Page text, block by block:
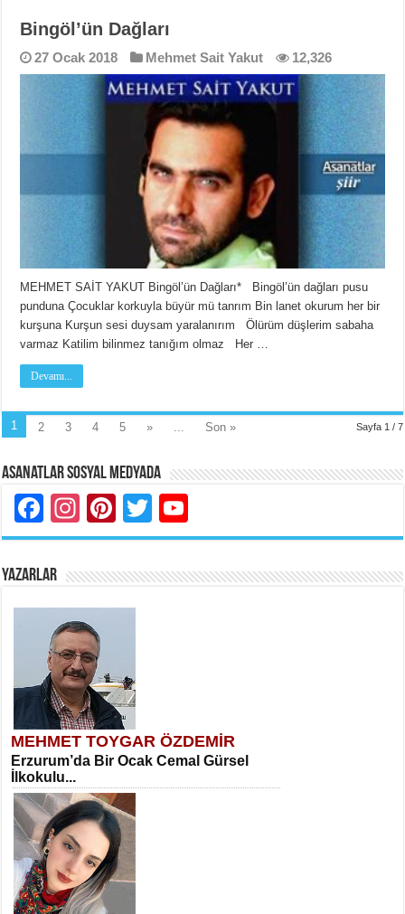
Bingöl’ün Dağları
27 Ocak 2018 Mehmet Sait Yakut 12,326
MEHMET SAİT YAKUT Bingöl’ün Dağları* Bingöl’ün dağları pusu
punduna Çocuklar korkuyla büyür mü tanrım Bin lanet okurum her bir
kurşuna Kurşun sesi duysam yaralanırım Ölürüm düşlerim sabaha
varmaz Katilim bilinmez tanığım olmaz Her …
Devamı...
Sayfa 1 / 7
1 2 3 4 5 » Son »
Asanatlar Sosyal Medyada
Facebook
Instagram
Pinterest
Twitter
YAZARLAR
MEHMET TOYGAR ÖZDEMİR
Erzurum’da Bir Ocak Cemal Gürsel
İlkokulu...